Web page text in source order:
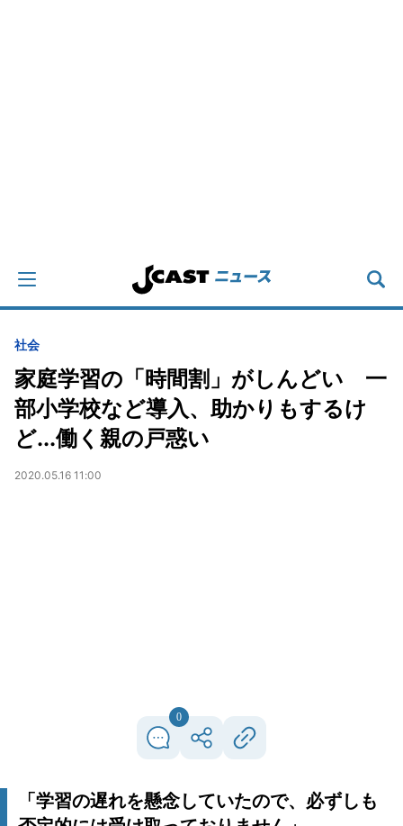
社会
家庭学習の「時間割」がしんどい 一
部小学校など導入、助かりもするけ
ど...働く親の戸惑い
2020.05.16 11:00
0
「学習の遅れを懸念していたので、必ずしも